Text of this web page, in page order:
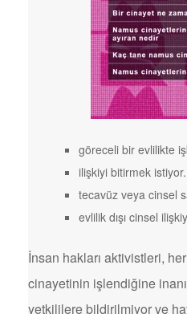
göreceli bir evlilikte
ilişkiyi bitirmek istiyor.
tecavüz veya cinsel
evlilik dışı cinsel
İnsan hakları aktivistleri,
cinayetinin işlendiğine
yetkililere bildirilmiyor ve